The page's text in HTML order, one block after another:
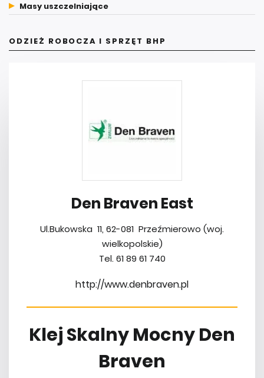
Masy uszczelniające
ODZIEŻ ROBOCZA I SPRZĘT BHP
Den Braven East
Ul.Bukowska 11, 62-081 Przeźmierowo (woj.
wielkopolskie)
Tel. 61 89 61 740
http://www.denbraven.pl
Klej Skalny Mocny Den
Braven